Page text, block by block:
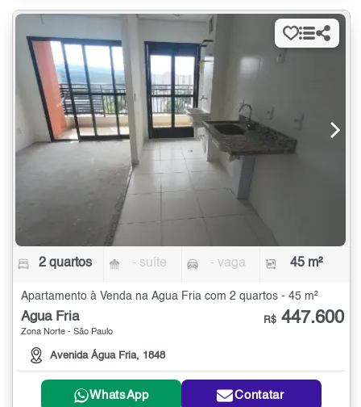
2 quartos - suíte - vaga 45 m²
Apartamento à Venda na Água Fria com 2 quartos - 45 m²
Água Fria
Zona Norte - São Paulo
Avenida Água Fria, 1848
R$ 447.600
WhatsApp Contatar